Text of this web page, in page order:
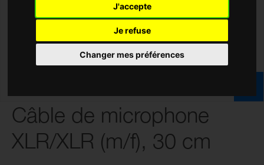
J'accepte
Je refuse
Changer mes préférences
Câble de microphone
XLR/XLR (m/f), 30 cm